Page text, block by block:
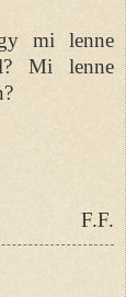
mi lenne
Mi lenne
F.F.